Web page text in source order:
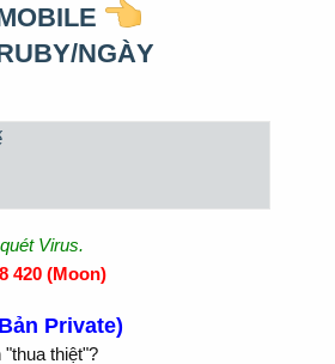
NGÀY
Virus.
420(Moon)
Private)
thiệt"?